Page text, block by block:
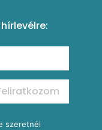
szeretnél